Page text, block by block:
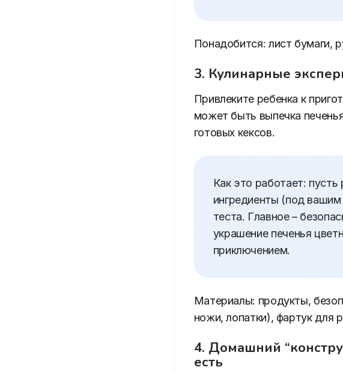
Понадобится: лист бумаги,
3. Кулинарные
Привлеките ребенка к
может быть выпечка
готовых кексов.
Как это работает:
ингредиенты (под
теста. Главное –
украшение печенья
приключением.
Материалы: продукты,
ножи, лопатки), фартук для
4. Домашний
есть